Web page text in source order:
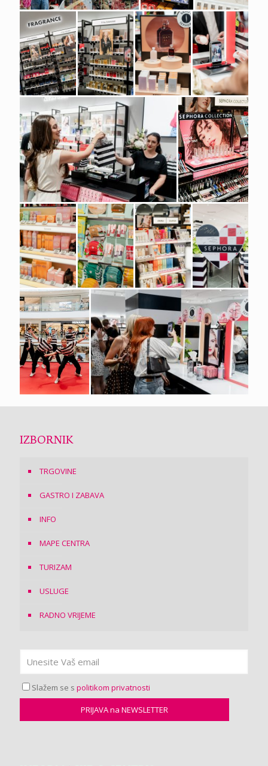
IZBORNIK
TRGOVINE
GASTRO I ZABAVA
INFO
MAPE CENTRA
TURIZAM
USLUGE
RADNO VRIJEME
Slažem se s politikom privatnosti